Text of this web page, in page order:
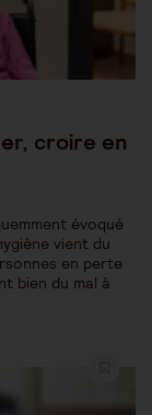
croire en
évoqué
vient du
en perte
bien du mal à